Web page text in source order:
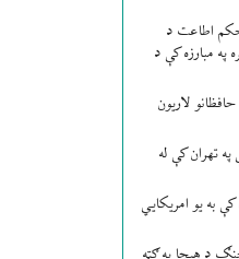
اطاعت د
مبارزه کې د
لاریون
تهران کې له
به یو امریکایي